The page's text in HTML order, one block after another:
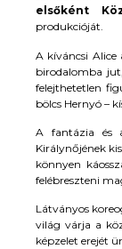
elsőként
produkcióját.
A kíváncsi Alice
birodalomba
felejthetetlen
bölcs Hernyó –
A fantázia és
Királynőjének
könnyen
felébreszteni
Látványos
világ várja a
képzelet erejét